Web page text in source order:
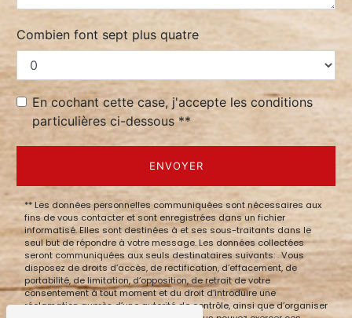
Combien font sept plus quatre
En cochant cette case, j'accepte les conditions
particulières ci-dessous **
ENVOYER
** Les données personnelles communiquées sont nécessaires aux
fins de vous contacter et sont enregistrées dans un fichier
informatisé. Elles sont destinées à et ses sous-traitants dans le
seul but de répondre à votre message. Les données collectées
seront communiquées aux seuls destinataires suivants: . Vous
disposez de droits d’accès, de rectification, d’effacement, de
portabilité, de limitation, d’opposition, de retrait de votre
consentement à tout moment et du droit d’introduire une
réclamation auprès d’une autorité de contrôle, ainsi que d’organiser